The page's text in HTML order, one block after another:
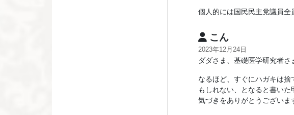
個人的には国民民主党議員全
こん
2023年12月24日
ダダさま、基礎医学研究者さ
なるほど、すぐにハガキは
もしれない、となると書いた
気づきをありがとうございま